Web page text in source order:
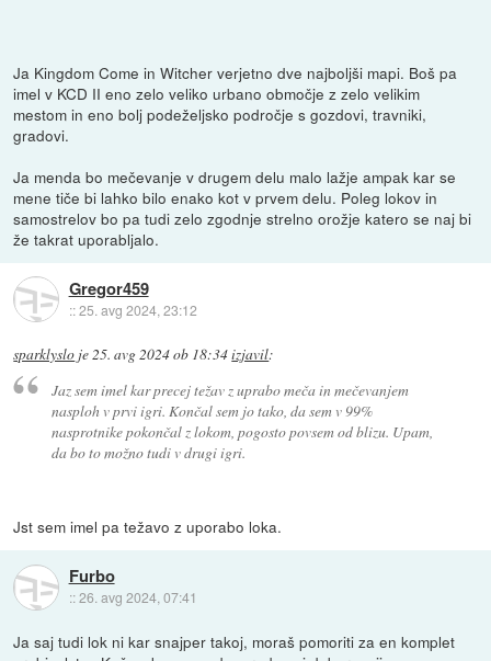
Ja Kingdom Come in Witcher verjetno dve najboljši mapi. Boš pa
imel v KCD II eno zelo veliko urbano območje z zelo velikim
mestom in eno bolj podeželjsko področje s gozdovi, travniki,
gradovi.
Ja menda bo mečevanje v drugem delu malo lažje ampak kar se
mene tiče bi lahko bilo enako kot v prvem delu. Poleg lokov in
samostrelov bo pa tudi zelo zgodnje strelno orožje katero se naj bi
že takrat uporabljalo.
Gregor459
::25. avg 2024, 23:12
sparklyslo je 25. avg 2024 ob 18:34izjavil:
Jaz sem imel kar precej težav z uprabo meča in mečevanjem
nasploh v prvi igri. Končal sem jo tako, da sem v 99%
nasprotnike pokončal z lokom, pogosto povsem od blizu. Upam,
da bo to možno tudi v drugi igri.
Jst sem imel pa težavo z uporabo loka.
Furbo
::26. avg 2024, 07:41
Ja saj tudi lok ni kar snajper takoj, moraš pomoriti za en komplet